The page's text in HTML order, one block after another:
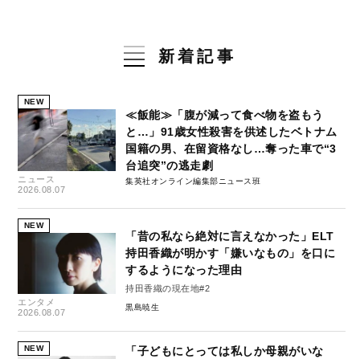
新着記事
NEW
ニュース
2026.08.07
≪飯能≫「腹が減って食べ物を盗もう
と…」91歳女性殺害を供述したベトナム
国籍の男、在留資格なし…奪った車で“3
台追突”の逃走劇
集英社オンライン編集部ニュース班
NEW
エンタメ
2026.08.07
「昔の私なら絶対に言えなかった」ELT
持田香織が明かす「嫌いなもの」を口に
するようになった理由
持田香織の現在地#2
黒島暁生
NEW
「子どもにとっては私しか母親がいな